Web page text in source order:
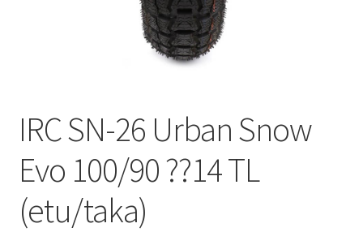
IRC SN-26 Urban Snow
Evo 100/90 ??14 TL
(etu/taka)